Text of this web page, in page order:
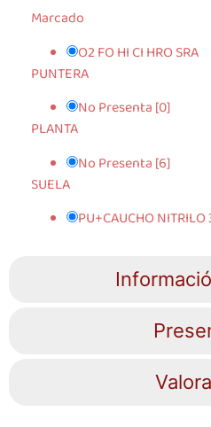
Marcado
O2 FO HI CI HRO SRA
PUNTERA
No Presenta [0]
PLANTA
No Presenta [6]
SUELA
PU+CAUCHO